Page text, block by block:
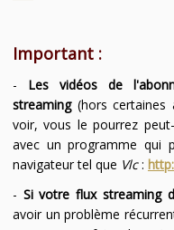
Important :
- Les vidéos de
streaming(hors certaines
voir, vous le pourrez
avec un programme qui
navigateur tel que Vlc:
- Si votre flux streaming
avoir un problème